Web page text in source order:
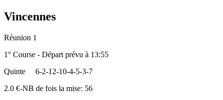
Vincennes
Réunion 1
1° Course - Départ prévu à 13:55
Quinte
6-2-12-10-4-5-3-7
2.0 €-NB de fois la mise: 56